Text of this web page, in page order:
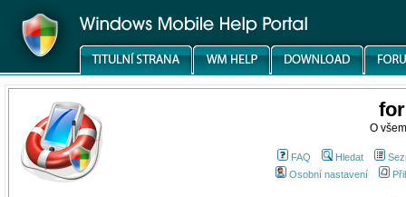
O
FAQ Hledat
Osobní nastavení